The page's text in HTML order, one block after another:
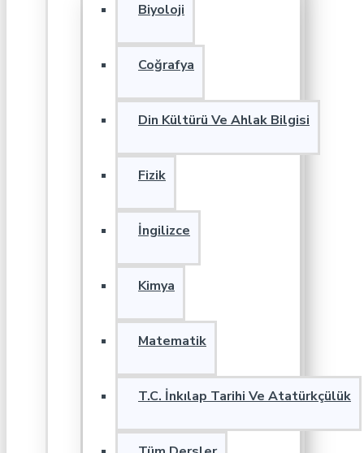
Biyoloji
Coğrafya
Din Kültürü Ve Ahlak Bilgisi
Fizik
İngilizce
Kimya
Matematik
T.C. İnkılap Tarihi Ve Atatürkçülük